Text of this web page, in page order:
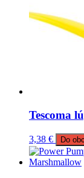
Tescoma
3,38 € Do